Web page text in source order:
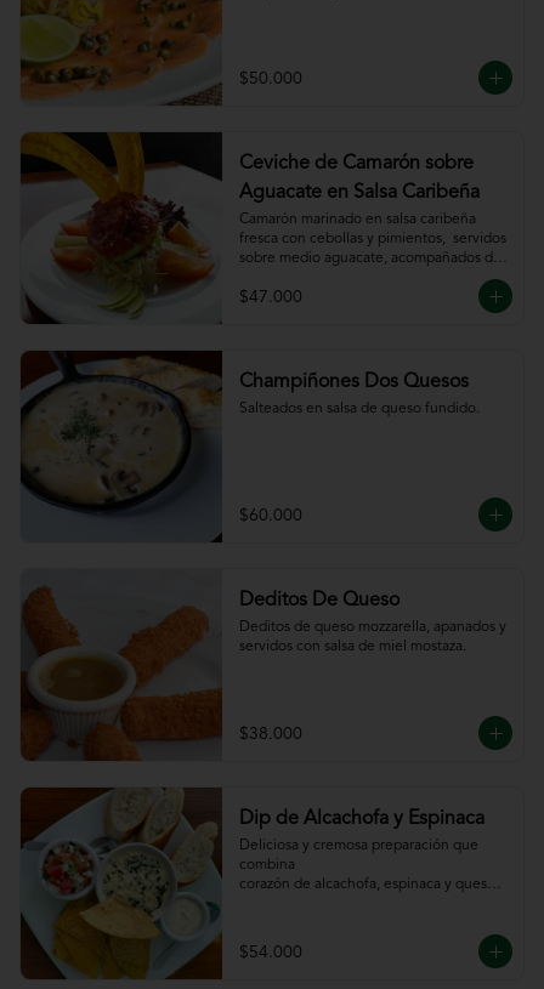
$50.000
Ceviche de Camarón sobre
Aguacate en Salsa Caribeña
Camarón marinado en salsa caribeña
fresca con cebollas y pimientos,  servidos
sobre medio aguacate, acompañados de
$47.000
Champiñones Dos Quesos
Salteados en salsa de queso fundido.
$60.000
Deditos De Queso
Deditos de queso mozzarella, apanados y
servidos con salsa de miel mostaza.
$38.000
Dip de Alcachofa y Espinaca
Deliciosa y cremosa preparación que
combina
corazón de alcachofa, espinaca y queso,
pan
de la casa
$54.000